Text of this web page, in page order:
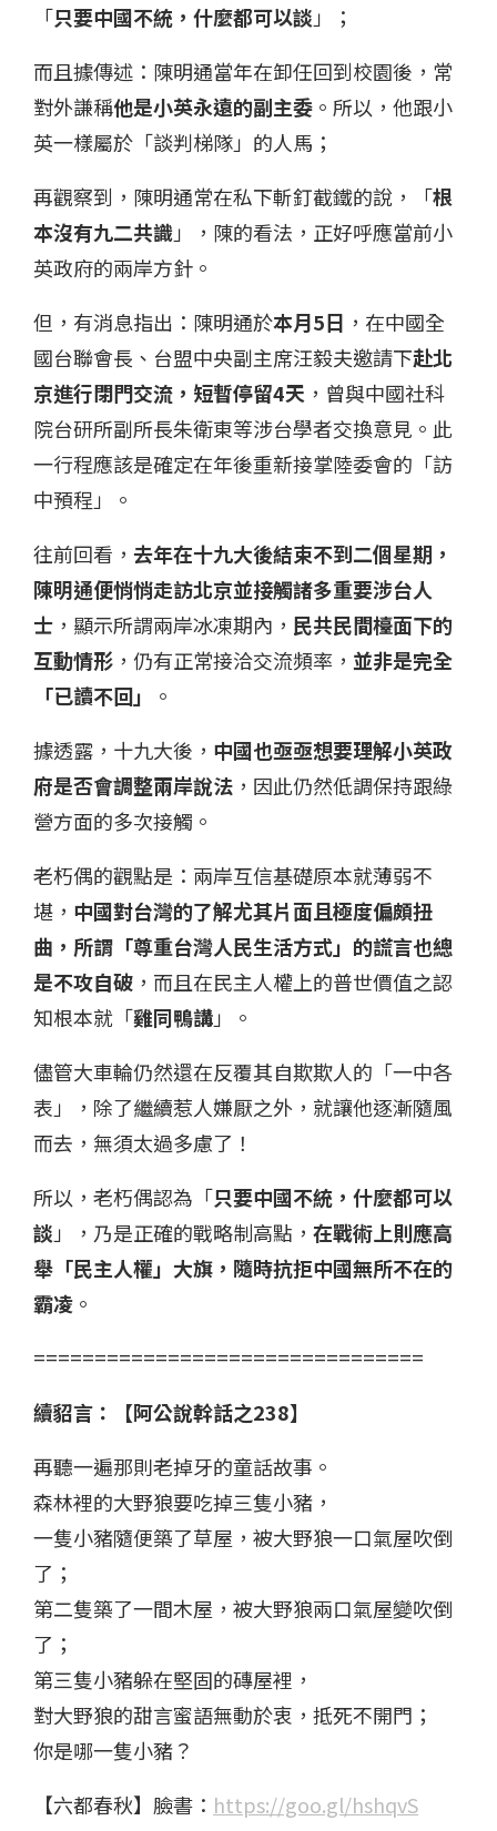
「只要中國不統，什麼都可以談 」；
而且據傳述：陳明通當年在卸任回到校園後，常
對外謙稱他是小英永遠的副主委 。所以，他跟小
英一樣屬於「談判梯隊」的人馬；
再觀察到，陳明通常在私下斬釘截鐵的說，「根
本沒有九二共識」，陳的看法，正好呼應當前小
英政府的兩岸方針。
但，有消息指出：陳明通於本月5日 ，在中國全
國台聯會長、台盟中央副主席汪毅夫邀請下赴北
京進行閉門交流，短暫停留4天 ，曾與中國社科
院台研所副所長朱衛東等涉台學者交換意見。此
一行程應該是確定在年後重新接掌陸委會的「訪
中預程」。
往前回看， 去年在十九大後結束不到二個星期，
陳明通便悄悄走訪北京並接觸諸多重要涉台人
士 ，顯示所謂兩岸冰凍期內， 民共民間檯面下的
互動情形 ，仍有正常接洽交流頻率， 並非是完全
「已讀不回」
。
據透露，十九大後， 中國也亟亟想要理解小英政
府是否會調整兩岸說法 ，因此仍然低調保持跟綠
營方面的多次接觸。
老朽偶的觀點是：兩岸互信基礎原本就薄弱不
堪， 中國對台灣的了解尤其片面且極度偏頗扭
曲，所謂「尊重台灣人民生活方式」的謊言也總
是不攻自破 ，而且在民主人權上的普世價值之認
知根本就「雞同鴨講」。
儘管大車輪仍然還在反覆其自欺欺人的「一中各
表」，除了繼續惹人嫌厭之外，就讓他逐漸隨風
而去，無須太過多慮了！
所以，老朽偶認為「只要中國不統，什麼都可以
談 」，乃是正確的戰略制高點， 在戰術上則應高
舉「民主人權」大旗，隨時抗拒中國無所不在的
霸凌 。
================================
續貂言：【阿公說幹話之238】
再聽一遍那則老掉牙的童話故事。
森林裡的大野狼要吃掉三隻小豬，
一隻小豬隨便築了草屋，被大野狼一口氣屋吹倒
了；
第二隻築了一間木屋，被大野狼兩口氣屋變吹倒
了；
第三隻小豬躲在堅固的磚屋裡，
對大野狼的甜言蜜語無動於衷，抵死不開門；
你是哪一隻小豬？
【六都春秋】臉書： https://goo.gl/hshqvS